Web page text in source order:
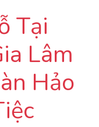
Tại
Lâm
Hảo